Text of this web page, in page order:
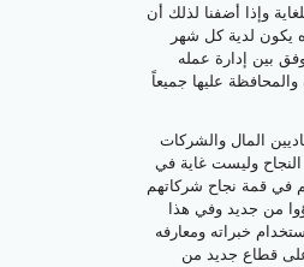
وإذا أضفنا لذلك أن
يكون لدية كل شهر
بين إدارة عمله
والمحافظة عليها جميعاً
المال والشركات
وليست غاية في
في قمة نجاح شركاتهم
من جديد وفي هذا
خبراته ومعارفه
على قطاع جديد من